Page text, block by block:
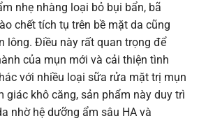
nhẹ nhàng loại bỏ bụi bẩn, bã
chết tích tụ trên bề mặt da cũng
lông. Điều này rất quan trọng để
của mụn mới và cải thiện tình
với nhiều loại sữa rửa mặt trị mụn
giác khô căng, sản phẩm này duy trì
nhờ hệ dưỡng ẩm sâu HA và